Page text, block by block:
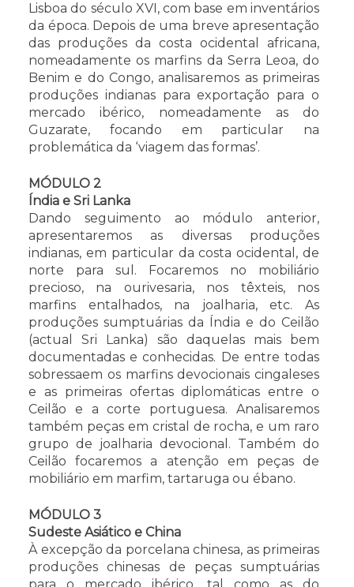
Lisboa do século XVI, com base em inventários
da época. Depois de uma breve apresentação
das produções da costa ocidental africana,
nomeadamente os marfins da Serra Leoa, do
Benim e do Congo, analisaremos as primeiras
produções indianas para exportação para o
mercado ibérico, nomeadamente as do
Guzarate, focando em particular na
problemática da ‘viagem das formas’.
MÓDULO 2
Índia e Sri Lanka
Dando seguimento ao módulo anterior,
apresentaremos as diversas produções
indianas, em particular da costa ocidental, de
norte para sul. Focaremos no mobiliário
precioso, na ourivesaria, nos têxteis, nos
marfins entalhados, na joalharia, etc. As
produções sumptuárias da Índia e do Ceilão
(actual Sri Lanka) são daquelas mais bem
documentadas e conhecidas. De entre todas
sobressaem os marfins devocionais cingaleses
e as primeiras ofertas diplomáticas entre o
Ceilão e a corte portuguesa. Analisaremos
também peças em cristal de rocha, e um raro
grupo de joalharia devocional. Também do
Ceilão focaremos a atenção em peças de
mobiliário em marfim, tartaruga ou ébano.
MÓDULO 3
Sudeste Asiático e China
À excepção da porcelana chinesa, as primeiras
produções chinesas de peças sumptuárias